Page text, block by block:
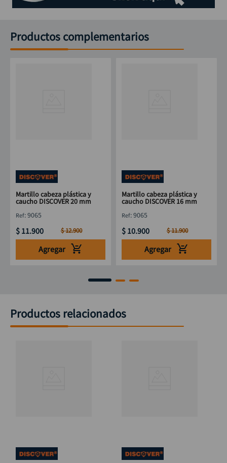
Productos complementarios
Martillo cabeza plástica y
caucho DISCOVER 20 mm
:9065
$ 11.900 $12.900
Agregar
Martillo cabeza plástica y
caucho DISCOVER 16 mm
:9065
$ 10.900 $11.900
Agregar
Productos relacionados